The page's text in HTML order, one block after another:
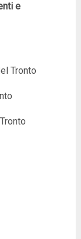
e
Tronto